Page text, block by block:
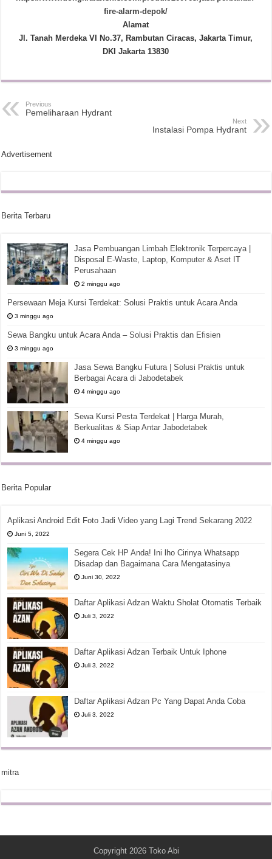
fire-alarm-depok/
Alamat
Jl. Tanah Merdeka VI No.37, Rambutan Ciracas, Jakarta Timur,
DKI Jakarta 13830
Previous
Pemeliharaan Hydrant
Next
Instalasi Pompa Hydrant
Advertisement
Berita Terbaru
Jasa Pembuangan Limbah Elektronik Terpercaya |
Disposal E-Waste, Laptop, Komputer & Aset IT
Perusahaan
2 minggu ago
Persewaan Meja Kursi Terdekat: Solusi Praktis untuk Acara Anda
3 minggu ago
Sewa Bangku untuk Acara Anda – Solusi Praktis dan Efisien
3 minggu ago
Jasa Sewa Bangku Futura | Solusi Praktis untuk
Berbagai Acara di Jabodetabek
4 minggu ago
Sewa Kursi Pesta Terdekat | Harga Murah,
Berkualitas & Siap Antar Jabodetabek
4 minggu ago
Berita Popular
Aplikasi Android Edit Foto Jadi Video yang Lagi Trend Sekarang 2022
Juni 5, 2022
Segera Cek HP Anda! Ini lho Cirinya Whatsapp
Disadap dan Bagaimana Cara Mengatasinya
Juni 30, 2022
Daftar Aplikasi Adzan Waktu Sholat Otomatis Terbaik
Juli 3, 2022
Daftar Aplikasi Adzan Terbaik Untuk Iphone
Juli 3, 2022
Daftar Aplikasi Adzan Pc Yang Dapat Anda Coba
Juli 3, 2022
mitra
Copyright 2026 Toko Abi